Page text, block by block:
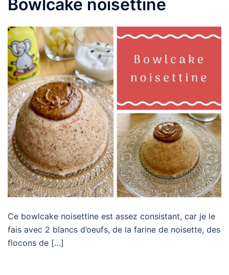
Bowlcake noisettine
Ce bowlcake noisettine est assez consistant, car je le
fais avec 2 blancs d’oeufs, de la farine de noisette, des
flocons de […]